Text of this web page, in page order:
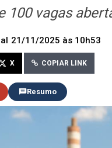
100 vagas
21/11/2025 às 10h53
X COPIAR LINK
Resumo